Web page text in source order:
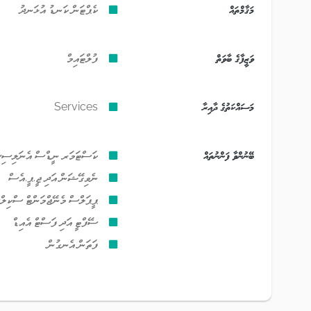
މަޤާމްތައް ކެޕްޓަން ކަނޑު އުޅަނދު
ވަޒީފާގެ ބާވަތް ފުލްޓައިމް
މަސައްކަތުގެ ދާއިރާ Services
ބޭނުންވާ ފަންނުތައް
ކަސްޓަމަރ ނީޑްސް
ނެވިގޭޝަން އަދި ޖީ.ޕީ.އެސް
ޕީޕަލްސް މެނޭޖްމަންޓް
ސޭފްޓީ އަދި ފަސްޓް އެއިޑް
ފަތަން އެނގުން